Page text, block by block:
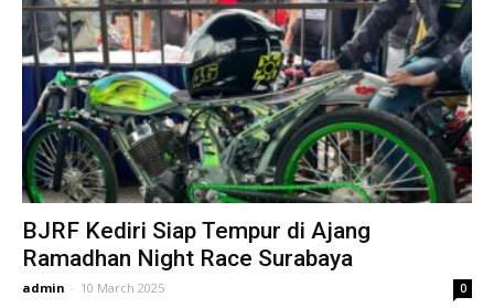
BJRF Kediri Siap Tempur di Ajang
Ramadhan Night Race Surabaya
admin - 10 March 2025 0